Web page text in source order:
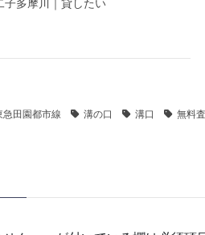
急田園都市線 溝の口 溝口 無料